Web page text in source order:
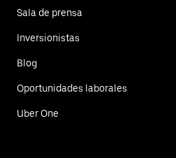
Sala de prensa
Inversionistas
Blog
Oportunidades laborales
Uber One